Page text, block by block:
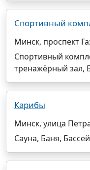
Спортивный
Минск, проспект
Спортивный
тренажёрный зал,
Карибы
Минск, улица
Сауна, Баня,